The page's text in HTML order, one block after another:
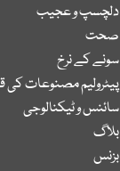
دلچسپ و عجیب
صحت
سونے کے نرخ
پیٹرولیم مصنوعات کی
سائنس و ٹیکنالوجی
بلاگ
بزنس